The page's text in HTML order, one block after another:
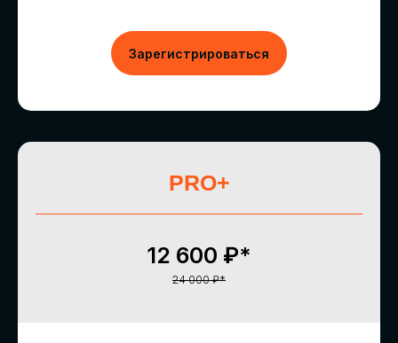
Зарегистрироваться
PRO+
12 600 ₽*
24 000 ₽*